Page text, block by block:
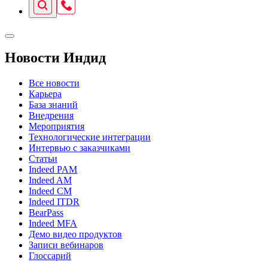
Новости Индид
Все новости
Карьера
База знаний
Внедрения
Мероприятия
Технологические интеграции
Интервью с заказчиками
Статьи
Indeed PAM
Indeed AM
Indeed CM
Indeed ITDR
BearPass
Indeed MFA
Демо видео продуктов
Записи вебинаров
Глоссарий